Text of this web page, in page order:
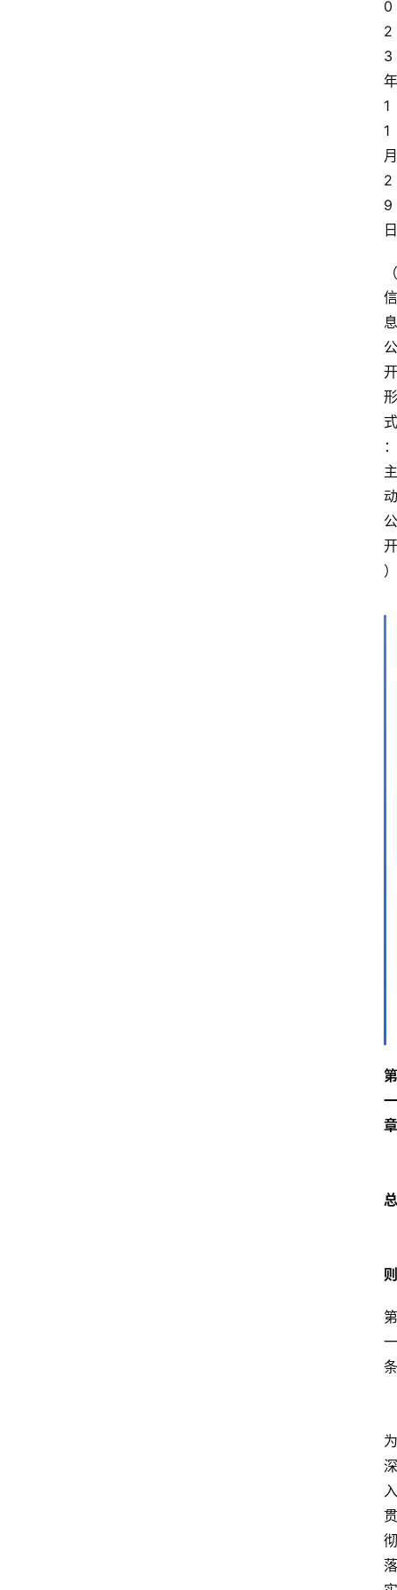
0
2
3
年
1
1
月
2
9
日
（
信
息
公
开
形
式
：
主
动
公
开
）
第
一
章
总
则
第
一
条
为
深
入
贯
彻
落